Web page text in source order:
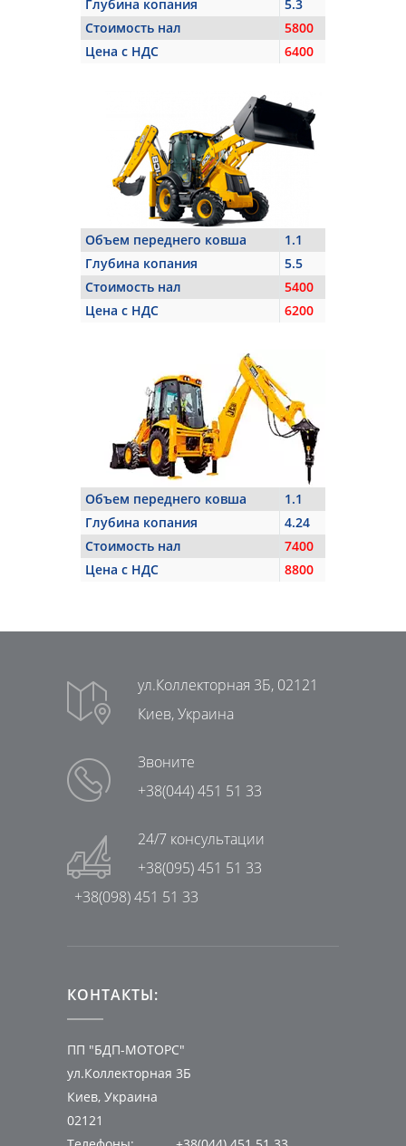
Глубина копания
5.3
Стоимость нал
5800
Цена с НДС
6400
Объем переднего ковша
1.1
Глубина копания
5.5
Стоимость нал
5400
Цена с НДС
6200
Объем переднего ковша
1.1
Глубина копания
4.24
Стоимость нал
7400
Цена с НДС
8800
ул.Коллекторная 3Б, 02121
Киев, Украина
Звоните
+38(044) 451 51 33
24/7 консультации
+38(095) 451 51 33
+38(098) 451 51 33
КОНТАКТЫ:
ПП "БДП-МОТОРС"
ул.Коллекторная 3Б
Киев, Украина
02121